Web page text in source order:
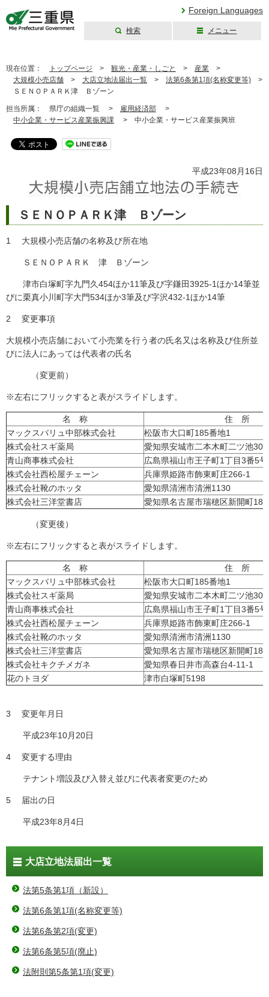
Foreign Languages
検索 メニュー
現在位置： トップページ > 観光・産業・しごと > 産業 >
大規模小売店舗 > 大店立地法届出一覧 > 法第6条第1項(名称変更等) >
ＳＥＮＯＰＡＲＫ津 Ｂゾーン
担当所属： 県庁の組織一覧 > 雇用経済部 >
中小企業・サービス産業振興課 > 中小企業・サービス産業振興班
平成23年08月16日
ＳＥＮＯＰＡＲＫ津 Ｂゾーン
1 大規模小売店舗の名称及び所在地
ＳＥＮＯＰＡＲＫ 津 Ｂゾーン
津市白塚町字九門久454ほか11筆及び字鎌田3925-1ほか14筆並
びに栗真小川町字大門534ほか3筆及び字沢432-1ほか14筆
2 変更事項
大規模小売店舗において小売業を行う者の氏名又は名称及び住所並
びに法人にあっては代表者の氏名
（変更前）
※左右にフリックすると表がスライドします。
名 称
住 所
マックスバリュ中部株式会社
松阪市大口町185番地1
株式会社スギ薬局
愛知県安城市二本木町二ツ池30-
青山商事株式会社
広島県福山市王子町1丁目3番5号
株式会社西松屋チェーン
兵庫県姫路市飾東町庄266-1
株式会社靴のホッタ
愛知県清洲市清洲1130
株式会社三洋堂書店
愛知県名古屋市瑞穂区新開町18-
（変更後）
※左右にフリックすると表がスライドします。
名 称
住 所
マックスバリュ中部株式会社
松阪市大口町185番地1
株式会社スギ薬局
愛知県安城市二本木町二ツ池30-
青山商事株式会社
広島県福山市王子町1丁目3番5号
株式会社西松屋チェーン
兵庫県姫路市飾東町庄266-1
株式会社靴のホッタ
愛知県清洲市清洲1130
株式会社三洋堂書店
愛知県名古屋市瑞穂区新開町18-
株式会社キクチメガネ
愛知県春日井市高森台4-11-1
花のトヨダ
津市白塚町5198
3 変更年月日
平成23年10月20日
4 変更する理由
テナント増設及び入替え並びに代表者変更のため
5 届出の日
平成23年8月4日
大店立地法届出一覧
法第5条第1項（新設）
法第6条第1項(名称変更等)
法第6条第2項(変更)
法第6条第5項(廃止)
法附則第5条第1項(変更)